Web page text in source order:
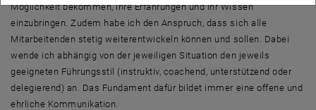
Möglichkeit bekommen, ihre Erfahrungen und ihr Wissen
einzubringen. Zudem habe ich den Anspruch, dass sich alle
Mitarbeitenden stetig weiterentwickeln können und sollen. Dabei
wende ich abhängig von der jeweiligen Situation den jeweils
geeigneten Führungsstil (instruktiv, coachend, unterstützend oder
delegierend) an. Das Fundament dafür bildet immer eine offene und
ehrliche Kommunikation.